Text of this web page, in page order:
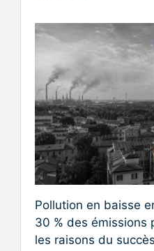
Pollution en baisse
30 % des
les raisons du succès